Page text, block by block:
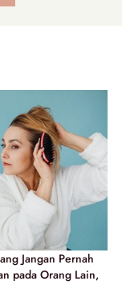
Jangan Pernah
pada Orang Lain,